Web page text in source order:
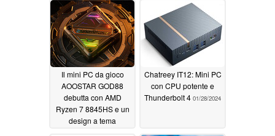
Il mini PC da gioco
AOOSTAR GOD88
debutta con AMD
Ryzen 7 8845HS e un
design a tema
Chatreey IT12: Mini PC
con CPU potente e
Thunderbolt 4 01/28/2024